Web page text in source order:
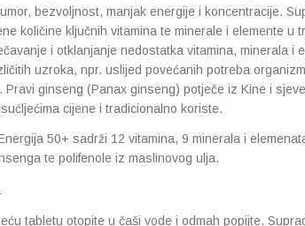
bezvoljnost, manjak energije i koncentracije.
količine ključnih vitamina te minerale i elemente u
i otklanjanje nedostatka vitamina, minerala i
uzroka, npr. uslijed povećanih potreba
Pravi ginseng (Panax ginseng) potječe iz Kine i
cijene i tradicionalno koriste.
50+ sadrži 12 vitamina, 9 minerala i
te polifenole iz maslinovog ulja.
tabletu otopite u čaši vode i odmah popijte.